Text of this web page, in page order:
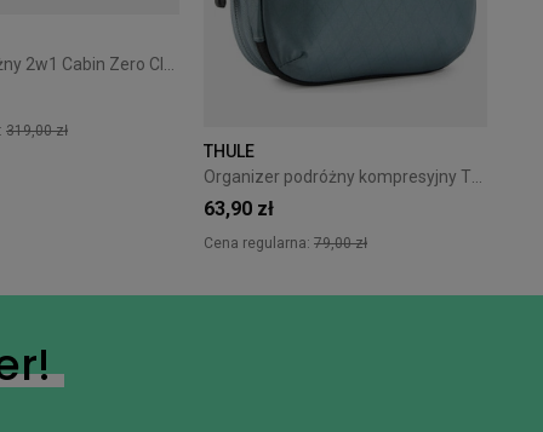
319,00 zł
THULE
Organizer podróżny kompresyjny Thule PackingCube S Pond Gray
63,90 zł
Cena regularna: 79,00 zł